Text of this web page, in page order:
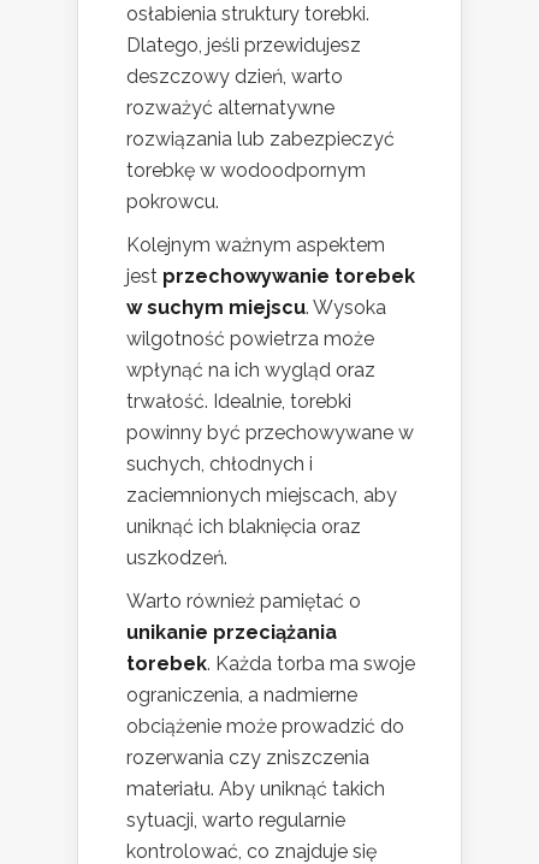
osłabienia struktury torebki.
Dlatego, jeśli przewidujesz
deszczowy dzień, warto
rozważyć alternatywne
rozwiązania lub zabezpieczyć
torebkę w wodoodpornym
pokrowcu.
Kolejnym ważnym aspektem
jest przechowywanie torebek
w suchym miejscu. Wysoka
wilgotność powietrza może
wpłynąć na ich wygląd oraz
trwałość. Idealnie, torebki
powinny być przechowywane w
suchych, chłodnych i
zaciemnionych miejscach, aby
uniknąć ich blaknięcia oraz
uszkodzeń.
Warto również pamiętać o
unikanie przeciążania
torebek. Każda torba ma swoje
ograniczenia, a nadmierne
obciążenie może prowadzić do
rozerwania czy zniszczenia
materiału. Aby uniknąć takich
sytuacji, warto regularnie
kontrolować, co znajduje się